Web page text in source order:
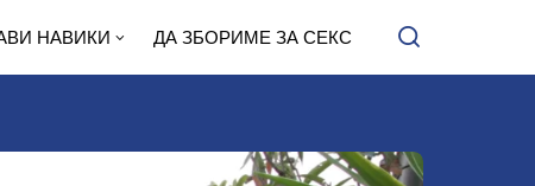
НАВИКИ ДА ЗБОРИМЕ ЗА СЕКС